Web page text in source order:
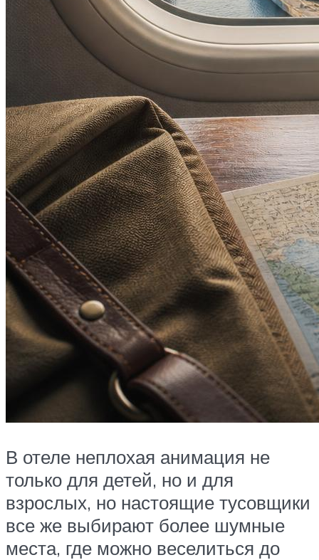
В отеле неплохая анимация не
только для детей, но и для
взрослых, но настоящие тусовщики
все же выбирают более шумные
места, где можно веселиться до